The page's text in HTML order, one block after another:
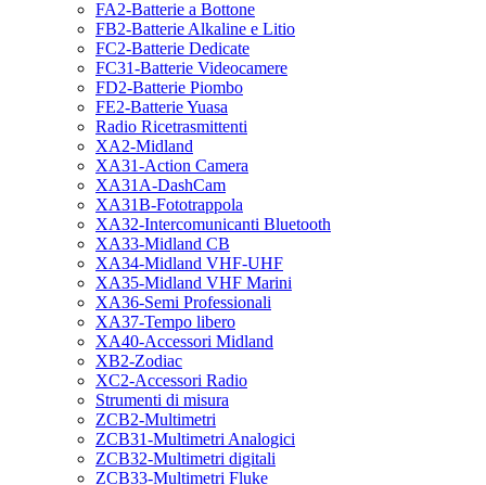
FA2-Batterie a Bottone
FB2-Batterie Alkaline e Litio
FC2-Batterie Dedicate
FC31-Batterie Videocamere
FD2-Batterie Piombo
FE2-Batterie Yuasa
Radio Ricetrasmittenti
XA2-Midland
XA31-Action Camera
XA31A-DashCam
XA31B-Fototrappola
XA32-Intercomunicanti Bluetooth
XA33-Midland CB
XA34-Midland VHF-UHF
XA35-Midland VHF Marini
XA36-Semi Professionali
XA37-Tempo libero
XA40-Accessori Midland
XB2-Zodiac
XC2-Accessori Radio
Strumenti di misura
ZCB2-Multimetri
ZCB31-Multimetri Analogici
ZCB32-Multimetri digitali
ZCB33-Multimetri Fluke